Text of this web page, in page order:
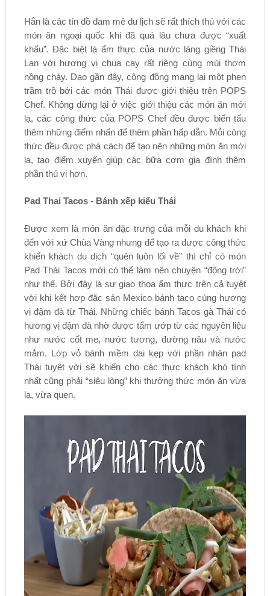
Hẳn là các tín đồ đam mê du lịch sẽ rất thích thú với các
món ăn ngoại quốc khi đã quá lâu chưa được “xuất
khẩu”. Đặc biệt là ẩm thực của nước láng giềng Thái
Lan với hương vị chua cay rất riêng cùng mùi thơm
nồng cháy. Dạo gần đây, cộng đồng mạng lại một phen
trầm trồ bởi các món Thái được giới thiệu trên POPS
Chef. Không dừng lại ở việc giới thiệu các món ăn mới
lạ, các công thức của POPS Chef đều được biến tấu
thêm những điểm nhấn để thêm phần hấp dẫn. Mỗi công
thức đều được phá cách để tạo nên những món ăn mới
lạ, tạo điểm xuyến giúp các bữa cơm gia đình thêm
phần thú vị hơn.
Pad Thai Tacos - Bánh xếp kiểu Thái
Được xem là món ăn đặc trưng của mỗi du khách khi
đến với xứ Chùa Vàng nhưng để tạo ra được công thức
khiến khách du dịch “quên luôn lối về” thì chỉ có món
Pad Thái Tacos mới có thể làm nên chuyện “động trời”
như thế. Bởi đây là sự giao thoa ẩm thực trên cả tuyệt
vời khi kết hợp đặc sản Mexico bánh taco cùng hương
vị đậm đà từ Thái. Những chiếc bánh Tacos gà Thái có
hương vị đậm đà nhờ được tẩm ướp từ các nguyên liệu
như nước cốt me, nước tương, đường nâu và nước
mắm. Lớp vỏ bánh mềm dai kẹp với phần nhân pad
Thái tuyệt vời sẽ khiến cho các thực khách khó tính
nhất cũng phải “siêu lòng” khi thưởng thức món ăn vừa
lạ, vừa quen.